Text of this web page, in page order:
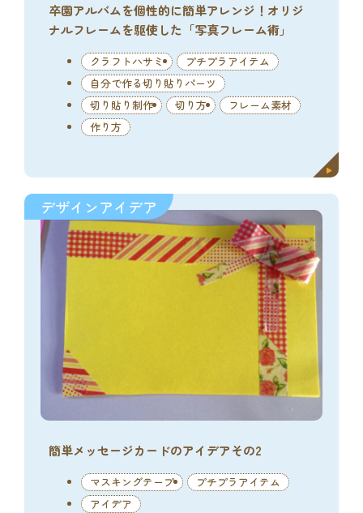
卒園アルバムを個性的に簡単アレンジ！オリジ
ナルフレームを駆使した「写真フレーム術」
クラフトハサミ
プチプラアイテム
自分で作る切り貼りパーツ
切り貼り制作
切り方
フレーム素材
作り方
デザインアイデア
簡単メッセージカードのアイデアその2
マスキングテープ
プチプラアイテム
アイデア